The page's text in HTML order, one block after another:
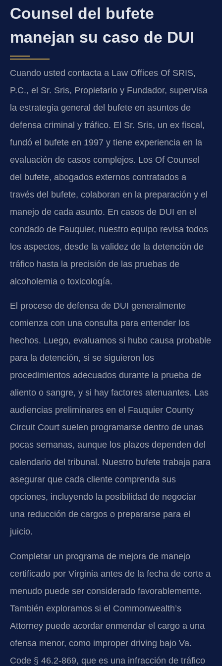
Counsel del bufete
manejan su caso de DUI
Cuando usted contacta a Law Offices Of SRIS,
P.C., el Sr. Sris, Propietario y Fundador, supervisa
la estrategia general del bufete en asuntos de
defensa criminal y tráfico. El Sr. Sris, un ex fiscal,
fundó el bufete en 1997 y tiene experiencia en la
evaluación de casos complejos. Los Of Counsel
del bufete, abogados externos contratados a
través del bufete, colaboran en la preparación y el
manejo de cada asunto. En casos de DUI en el
condado de Fauquier, nuestro equipo revisa todos
los aspectos, desde la validez de la detención de
tráfico hasta la precisión de las pruebas de
alcoholemia o toxicología.
El proceso de defensa de DUI generalmente
comienza con una consulta para entender los
hechos. Luego, evaluamos si hubo causa probable
para la detención, si se siguieron los
procedimientos adecuados durante la prueba de
aliento o sangre, y si hay factores atenuantes. Las
audiencias preliminares en el Fauquier County
Circuit Court suelen programarse dentro de unas
pocas semanas, aunque los plazos dependen del
calendario del tribunal. Nuestro bufete trabaja para
asegurar que cada cliente comprenda sus
opciones, incluyendo la posibilidad de negociar
una reducción de cargos o prepararse para el
juicio.
Completar un programa de mejora de manejo
certificado por Virginia antes de la fecha de corte a
menudo puede ser considerado favorablemente.
También exploramos si el Commonwealth’s
Attorney puede acordar enmendar el cargo a una
ofensa menor, como improper driving bajo Va.
Code § 46.2-869, que es una infracción de tráfico